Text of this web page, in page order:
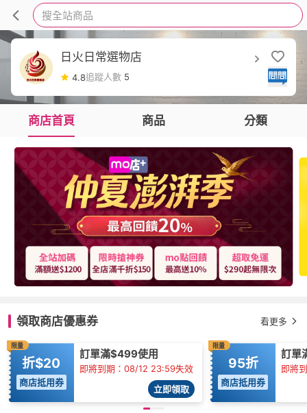
搜全站商品
日火日常選物店
4.8追蹤人數 5
商店首頁 商品 分類
領取商店優惠券 看更多
限量
折$20
商店抵用券
訂單滿$499使用
即將到期：08/12 23:59失效
立即領取
限量
95折
商店抵用券
訂單
即將